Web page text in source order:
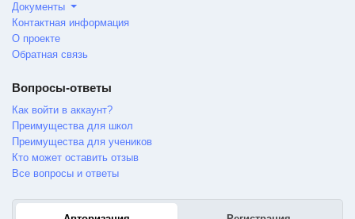
Документы
Контактная информация
О проекте
Обратная связь
Вопросы-ответы
Как войти в аккаунт?
Преимущества для школ
Преимущества для учеников
Кто может оставить отзыв
Все вопросы и ответы